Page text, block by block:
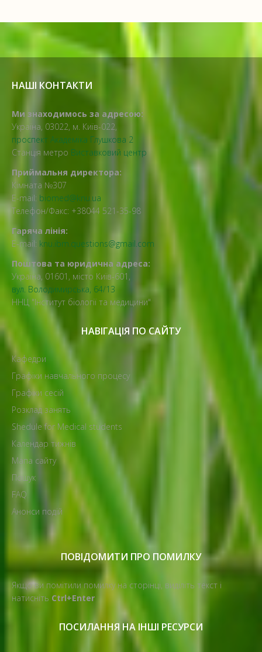
НАШІ КОНТАКТИ
Ми знаходимось за адресою:
Україна, 03022, м. Київ-022,
проспект Академіка Глушкова 2
Станція метро Виставковий центр
Приймальня директора:
Кімната №307
E-mail: biomed@knu.ua
Телефон/Факс: +38044 521-35-98
Гаряча лінія:
E-mail: knu.ibm.questions@gmail.com
Поштова та юридична адреса:
Україна, 01601, місто Київ-601,
вул. Володимирська, 64/13
ННЦ "Інститут біології та медицини"
НАВІГАЦІЯ ПО САЙТУ
Кафедри
Графіки навчального процесу
Графіки сесій
Розклад занять
Shedule for Medical students
Календар тижнів
Мапа сайту
Пошук
FAQ
Анонси подій
ПОВІДОМИТИ ПРО ПОМИЛКУ
Якщо ви помітили помилку на сторінці, виділіть текст і
натисніть Ctrl+Enter
ПОСИЛАННЯ НА ІНШІ РЕСУРСИ